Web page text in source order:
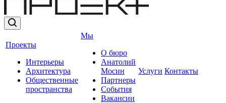
Проекты
Интерьеры
Архитектура
Общественные
пространства
Мы
О бюро
Анатолий
Мосин
Партнеры
События
Вакансии
Услуги Контакты